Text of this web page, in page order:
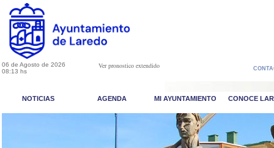
06 de Agosto de 2026
08:13 hs
Ver pronostico extendido
NOTICIAS AGENDA MI AYUNTAMIENTO CONOCE